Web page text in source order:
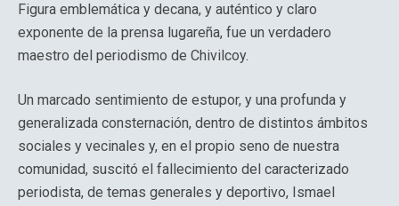
Figura emblemática y decana, y auténtico y claro
exponente de la prensa lugareña, fue un verdadero
maestro del periodismo de Chivilcoy.
Un marcado sentimiento de estupor, y una profunda y
generalizada consternación, dentro de distintos ámbitos
sociales y vecinales y, en el propio seno de nuestra
comunidad, suscitó el fallecimiento del caracterizado
periodista, de temas generales y deportivo, Ismael